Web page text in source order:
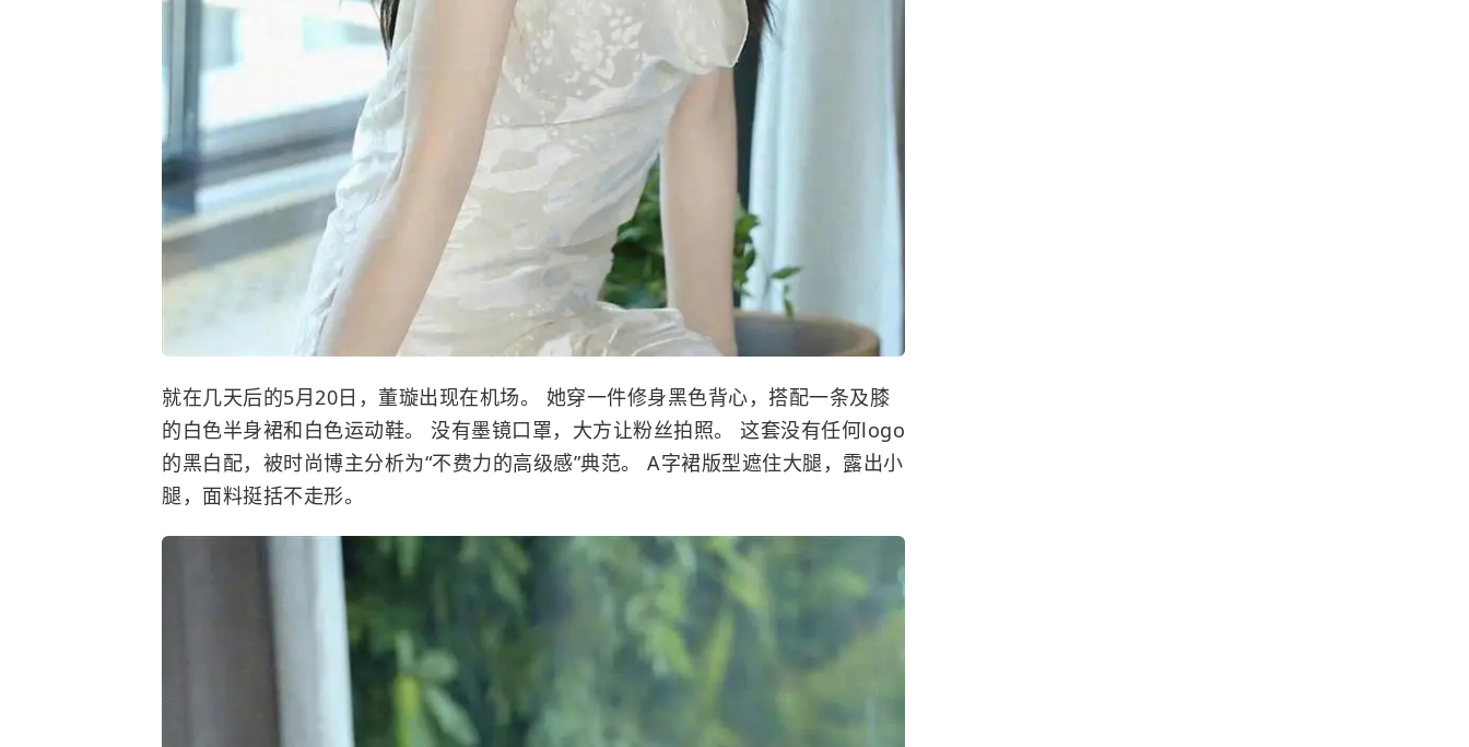
就在几天后的5月20日， 董璇出现在机场。 她穿一件修身黑色背心，搭配一条及膝
的白色半身裙和白色运动鞋。 没有墨镜口罩，大方让粉丝拍照。 这套没有任何logo
的黑白配，被时尚博主分析为“不费力的高级感”典范。 A字裙版型遮住大腿，露出小
腿，面料挺括不走形。